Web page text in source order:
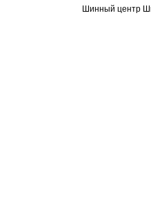
Шинный центр